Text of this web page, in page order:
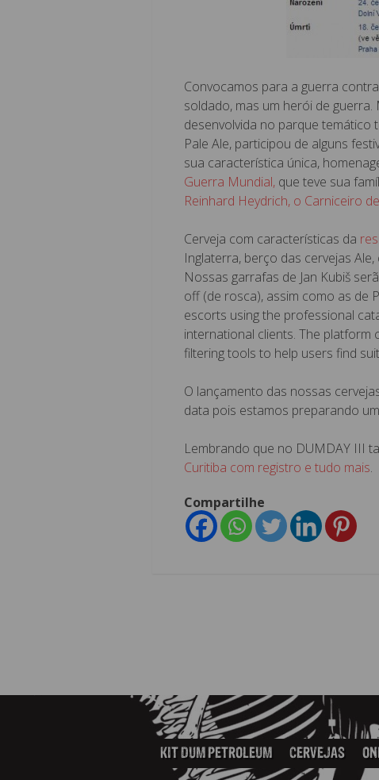
Convocamos para a guerra
soldado, mas um herói de
desenvolvida no parque
Pale Ale, participou de alguns
sua característica única,
Guerra Mundial, que teve sua
Reinhard Heydrich, o Carniceiro
Cerveja com características da
Inglaterra, berço das cervejas
Nossas garrafas de Jan Kubiš
off (de rosca), assim como as de
escorts using the professional
international clients. The platform
filtering tools to help users find
O lançamento das nossas
data pois estamos preparando
Lembrando que no DUMDAY III
Curitiba com registro e tudo mais.
Compartilhe
KIT DUM PETROLEUM CERVEJAS